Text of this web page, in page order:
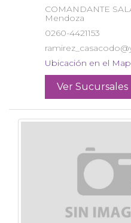
COMANDANTE
Mendoza
0260-4421153
Ubicación en el
Ver Sucursales